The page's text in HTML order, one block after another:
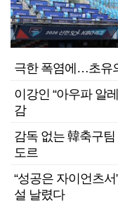
극한 폭염에…초유
이강인 “아우파 알
감
감독 없는 韓축구
도르
“성공은 자이언츠
설 날렸다